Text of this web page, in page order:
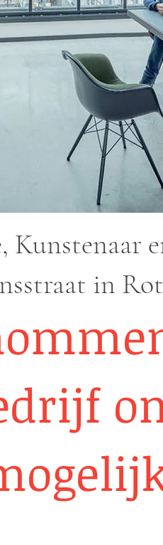
Kunstenaar
in